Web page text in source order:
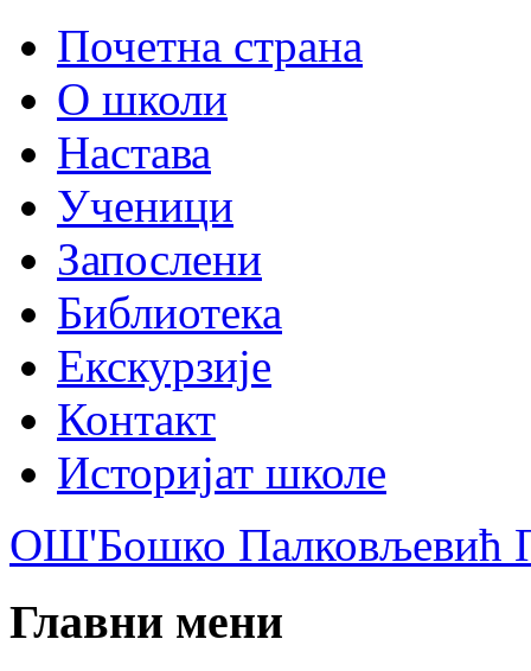
Почетна страна
О школи
Настава
Ученици
Запослени
Библиотека
Екскурзије
Контакт
Историјат школе
ОШ'Бошко Палковљевић
Главни мени